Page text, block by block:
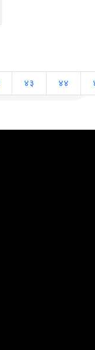
४३ ४४